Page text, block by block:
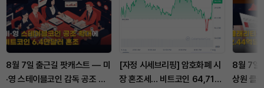
8월 7일 출근길 팟캐스트 — 미
·영 스테이블코인 감독 공조 확
[자정 시세브리핑] 암호화폐 시
장 혼조세… 비트코인 64,713
8월 7일
상원 클